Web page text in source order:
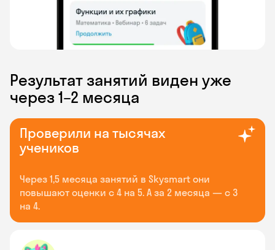
Результат занятий виден уже
через 1–2 месяца
Проверили на тысячах
учеников
Через 1,5 месяца занятий в Skysmart они
повышают оценки с 4 на 5. А за 2 месяца — с 3
на 4.